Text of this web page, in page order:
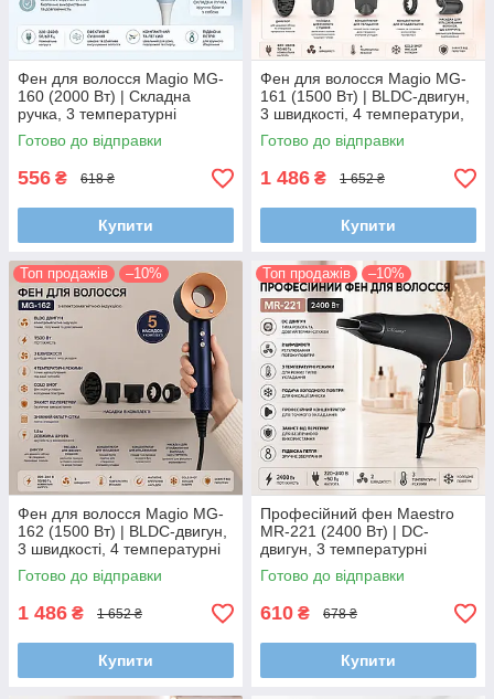
Фен для волосся Magio MG-
160 (2000 Вт) | Складна
ручка, 3 температурні
режими, холодний обдув і
концентратор
Готово до відправки
556 ₴ 618 ₴
Купити
Фен для волосся Magio MG-
161 (1500 Вт) | BLDC-двигун,
3 швидкості, 4 температури,
Cold Shot і 5 магнітних
насадок
Готово до відправки
1 486 ₴ 1 652 ₴
Купити
Топ продажів –10%
Фен для волосся Magio MG-
162 (1500 Вт) | BLDC-двигун,
3 швидкості, 4 температурні
режими, Cold Shot, 5
магнітних насадок
Готово до відправки
1 486 ₴ 1 652 ₴
Купити
Топ продажів –10%
Професійний фен Maestro
MR-221 (2400 Вт) | DC-
двигун, 3 температурні
режими, холодне повітря та
концентратор
Готово до відправки
610 ₴ 678 ₴
Купити